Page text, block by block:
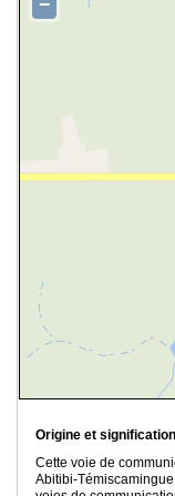
−
Origine et signification
Cette voie de
Abitibi-